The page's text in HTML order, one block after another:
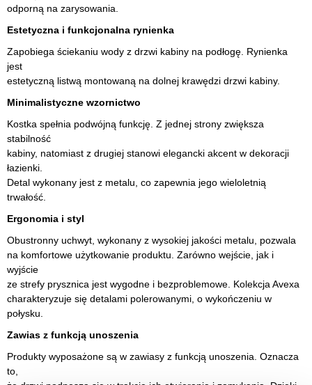
odporną na zarysowania.
Estetyczna i funkcjonalna rynienka
Zapobiega ściekaniu wody z drzwi kabiny na podłogę. Rynienka
jest
estetyczną listwą montowaną na dolnej krawędzi drzwi kabiny.
Minimalistyczne wzornictwo
Kostka spełnia podwójną funkcję. Z jednej strony zwiększa
stabilność
kabiny, natomiast z drugiej stanowi elegancki akcent w dekoracji
łazienki.
Detal wykonany jest z metalu, co zapewnia jego wieloletnią
trwałość.
Ergonomia i styl
Obustronny uchwyt, wykonany z wysokiej jakości metalu, pozwala
na komfortowe użytkowanie produktu. Zarówno wejście, jak i
wyjście
ze strefy prysznica jest wygodne i bezproblemowe. Kolekcja Avexa
charakteryzuje się detalami polerowanymi, o wykończeniu w
połysku.
Zawias z funkcją unoszenia
Produkty wyposażone są w zawiasy z funkcją unoszenia. Oznacza
to,